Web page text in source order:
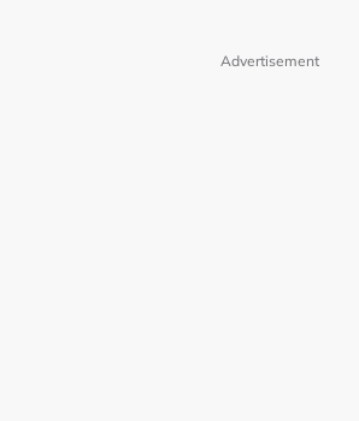
Advertisement